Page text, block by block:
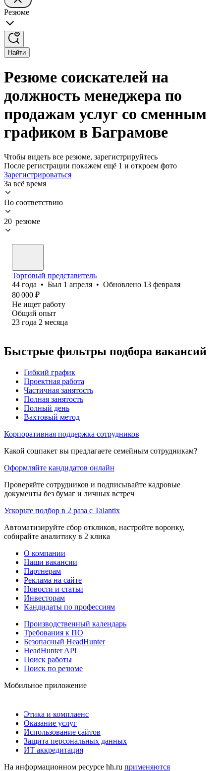
Резюме
Найти
Резюме соискателей на
должность менеджера по
продажам услуг со сменным
графиком в Баграмове
Чтобы видеть все резюме, зарегистрируйтесь
После регистрации покажем ещё 1 и откроем фото
Зарегистрироваться
За всё время
По соответствию
20 резюме
Торговый представитель
44 года • Был 1 апреля • Обновлено 13 февраля
80 000 ₽
Не ищет работу
Общий опыт
23 года 2 месяца
Быстрые фильтры подбора вакансий
Гибкий график
Проектная работа
Частичная занятость
Полная занятость
Полный день
Вахтовый метод
Корпоративная поддержка сотрудников
Какой соцпакет вы предлагаете семейным сотрудникам?
Оформляйте кандидатов онлайн
Проверяйте сотрудников и подписывайте кадровые
документы без бумаг и личных встреч
Ускорьте подбор в 2 раза с Talantix
Автоматизируйте сбор откликов, настройте воронку,
собирайте аналитику в 2 клика
О компании
Наши вакансии
Партнерам
Реклама на сайте
Новости и статьи
Инвесторам
Кандидаты по профессиям
Производственный календарь
Требования к ПО
Безопасный HeadHunter
HeadHunter API
Поиск работы
Поиск по резюме
Мобильное приложение
Этика и комплаенс
Оказание услуг
Использование сайтов
Защита персональных данных
ИТ аккредитация
На информационном ресурсе hh.ru применяются